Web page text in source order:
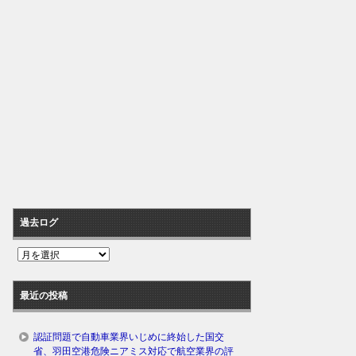
過去ログ
過
ロ
グ
最近の投稿
認証問題で自動車業界いじめに終始した国交
省、羽田空港危険ニアミス対応で航空業界の評